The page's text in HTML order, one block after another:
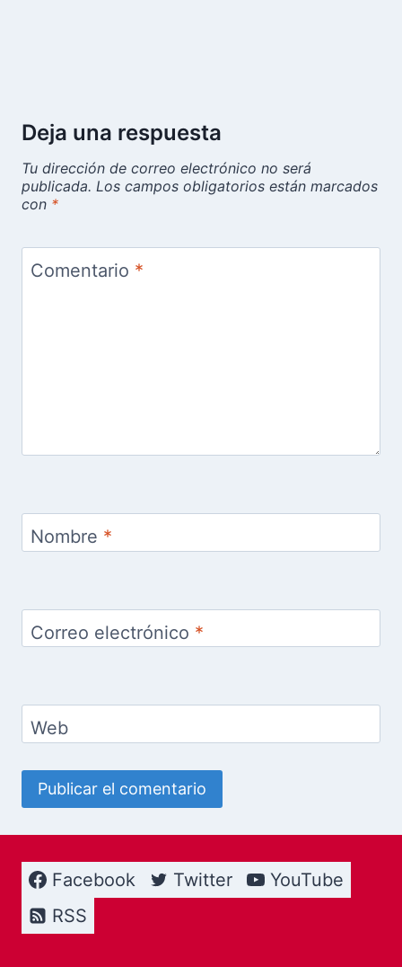
Deja una respuesta
Tu dirección de correo electrónico no será
publicada. Los campos obligatorios están marcados
con *
Comentario *
Nombre *
Correo electrónico *
Web
Facebook Twitter
YouTube
RSS